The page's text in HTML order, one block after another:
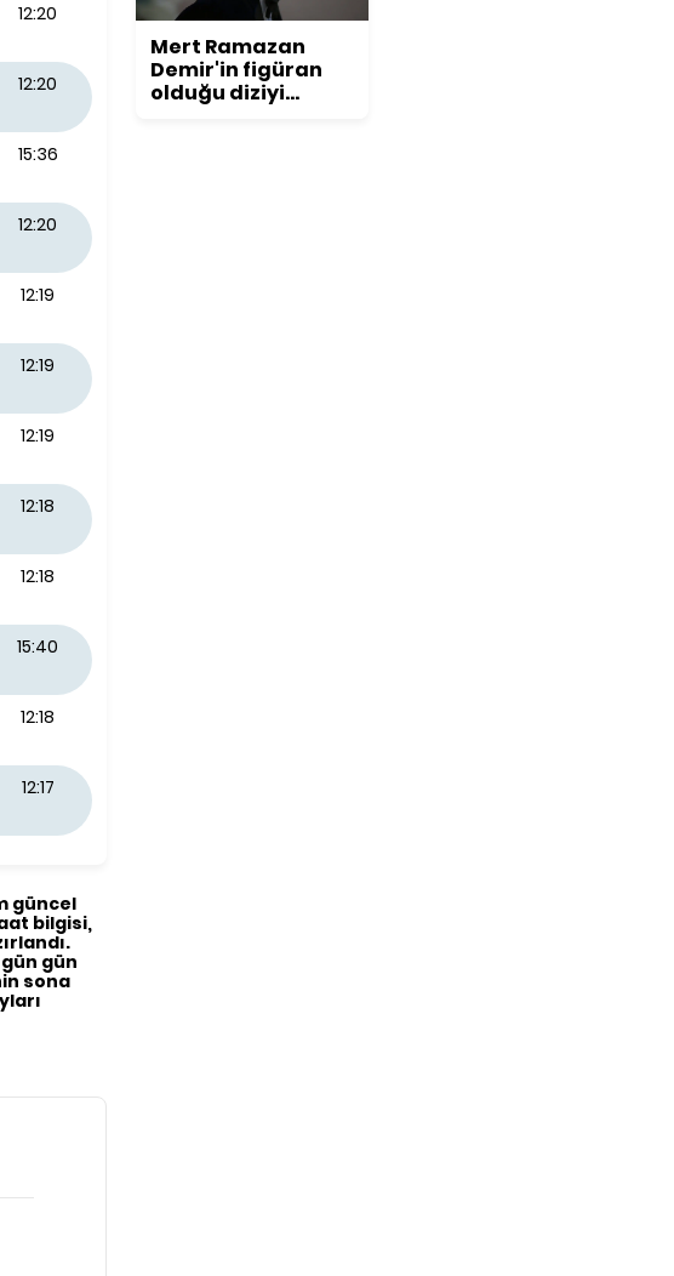
12:20
12:20
15:36
12:20
12:19
12:19
12:19
12:18
12:18
15:40
12:18
12:17
güncel
bilgisi,
gün
sona
Mert Ramazan
Demir'in figüran
olduğu diziyi